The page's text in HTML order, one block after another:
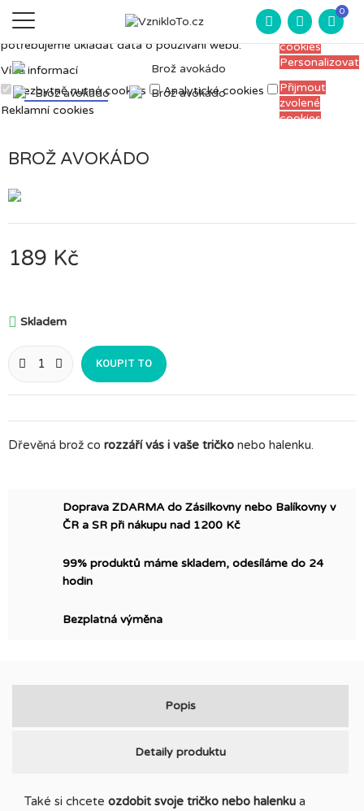
Měříme, ladíme a vylepšujeme, aby pro vás
prohlížení webu bylo co nejpříjemnější. Proto si
potřebujeme ukládat data o používání webu.
Více informací
Přijmout
všechny
cookies
Personalizovat
Nezbytně nutné cookies
Analytické cookies
Reklamní cookies
Přijmout
zvolené
cookies
0
BROŽ AVOKÁDO
189 Kč
 Skladem
KOUPIT TO
Dřevěná brož co rozzáří vás i vaše tričko nebo halenku.
Doprava ZDARMA do Zásilkovny nebo Balíkovny v
ČR a SR při nákupu nad 1200 Kč
99% produktů máme skladem, odesíláme do 24
hodin
Bezplatná výměna
Popis
Detaily produktu
Také si chcete ozdobit svoje tričko nebo halenku a